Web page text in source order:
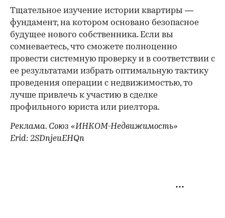
Тщательное изучение истории квартиры —
фундамент, на котором основано безопасное
будущее нового собственника. Если вы
сомневаетесь, что сможете полноценно
провести системную проверку и в соответствии с
ее результатами избрать оптимальную тактику
проведения операции с недвижимостью, то
лучше привлечь к участию в сделке
профильного юриста или риелтора.
Реклама. Союз «ИНКОМ-Недвижимость»
Erid: 2SDnjeuEHQn